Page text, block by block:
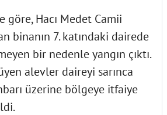
Hacı Medet Camii
binanın 7. katındaki dairede
bir nedenle yangın çıktı.
alevler daireyi sarınca
üzerine bölgeye itfaiye